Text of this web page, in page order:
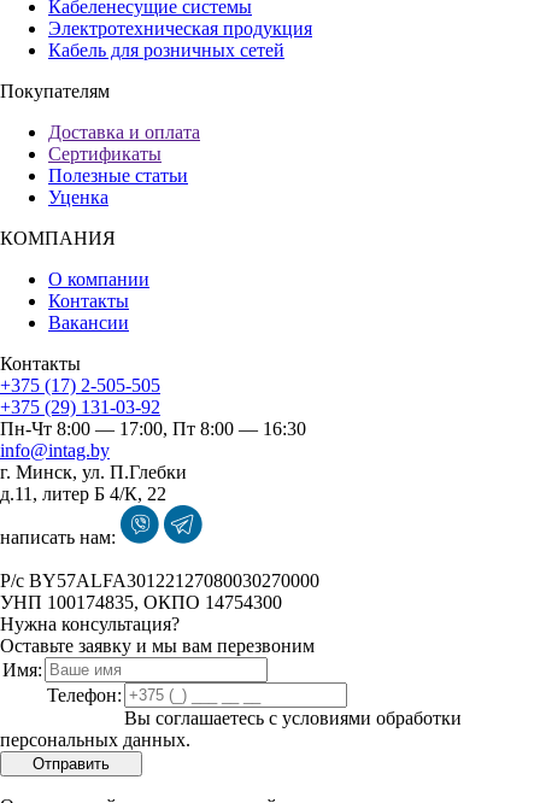
Кабеленесущие системы
Электротехническая продукция
Кабель для розничных сетей
Покупателям
Доставка и оплата
Сертификаты
Полезные статьи
Уценка
КОМПАНИЯ
О компании
Контакты
Вакансии
Контакты
+375 (17) 2-505-505
+375 (29) 131-03-92
Пн-Чт 8:00 — 17:00, Пт 8:00 — 16:30
info@intag.by
г. Минск, ул. П.Глебки
д.11, литер Б 4/К, 22
написать нам:
P/с BY57ALFA30122127080030270000
УНП 100174835, ОКПО 14754300
Нужна консультация?
Оставьте заявку и мы вам перезвоним
Имя:
Телефон:
Вы соглашаетесь с условиями обработки
персональных данных.